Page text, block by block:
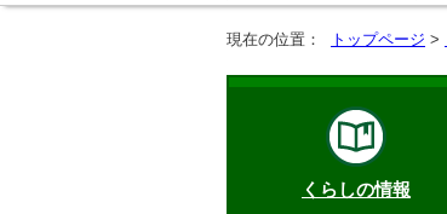
現在の位置： トップページ >
くらしの情報